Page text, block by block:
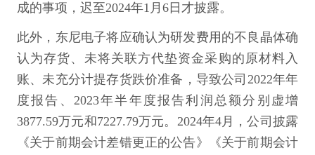
成的事项，迟至2024年1月6日才披露。
此外，东尼电子将应确认为研发费用的不良晶体确
认为存货、未将关联方代垫资金采购的原材料入
账、未充分计提存货跌价准备，导致公司2022年年
度报告、2023年半年度报告利润总额分别虚增
3877.59万元和7227.79万元。2024年4月，公司披露
《关于前期会计差错更正的公告》《关于前期会计